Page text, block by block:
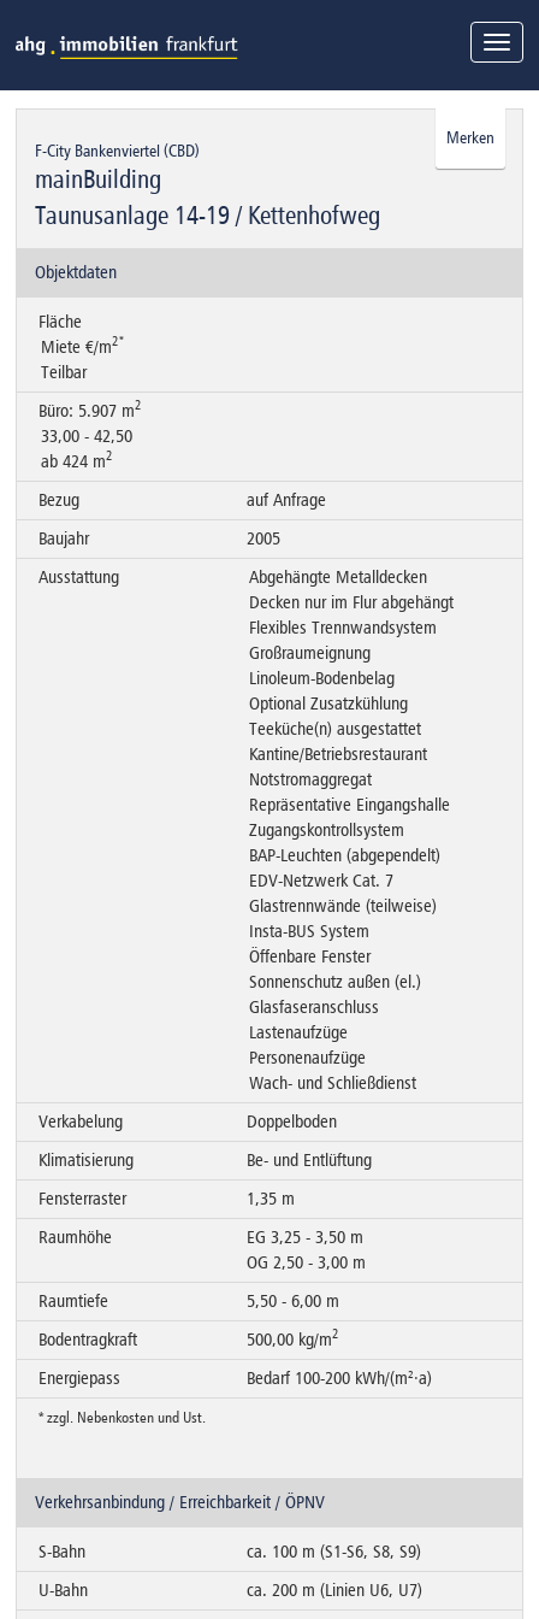
Merken
F-City Bankenviertel (CBD)
mainBuilding
Taunusanlage 14-19 / Kettenhofweg
Objektdaten
Fläche
Miete €/m2*
Teilbar
Büro: 5.907 m2
33,00 - 42,50
ab 424 m2
Bezug auf Anfrage
Baujahr 2005
Ausstattung
Abgehängte Metalldecken
Decken nur im Flur abgehängt
Flexibles Trennwandsystem
Großraumeignung
Linoleum-Bodenbelag
Optional Zusatzkühlung
Teeküche(n) ausgestattet
Kantine/Betriebsrestaurant
Notstromaggregat
Repräsentative Eingangshalle
Zugangskontrollsystem
BAP-Leuchten (abgependelt)
EDV-Netzwerk Cat. 7
Glastrennwände (teilweise)
Insta-BUS System
Öffenbare Fenster
Sonnenschutz außen (el.)
Glasfaseranschluss
Lastenaufzüge
Personenaufzüge
Wach- und Schließdienst
Verkabelung Doppelboden
Klimatisierung Be- und Entlüftung
Fensterraster 1,35 m
Raumhöhe
EG 3,25 - 3,50 m
OG 2,50 - 3,00 m
Raumtiefe 5,50 - 6,00 m
Bodentragkraft 500,00 kg/m2
Energiepass Bedarf 100-200 kWh/(m²·a)
* zzgl. Nebenkosten und Ust.
Verkehrsanbindung / Erreichbarkeit / ÖPNV
S-Bahn ca. 100 m (S1-S6, S8, S9)
U-Bahn ca. 200 m (Linien U6, U7)